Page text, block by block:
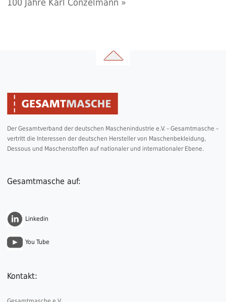
Der Gesamtverband der deutschen Maschenindustrie e.V. – Gesamtmasche –
vertritt die Interessen der deutschen Hersteller von Maschenbekleidung,
Dessous und Maschenstoffen auf nationaler und internationaler Ebene.
Gesamtmasche auf:
Linkedin
You Tube
Kontakt: